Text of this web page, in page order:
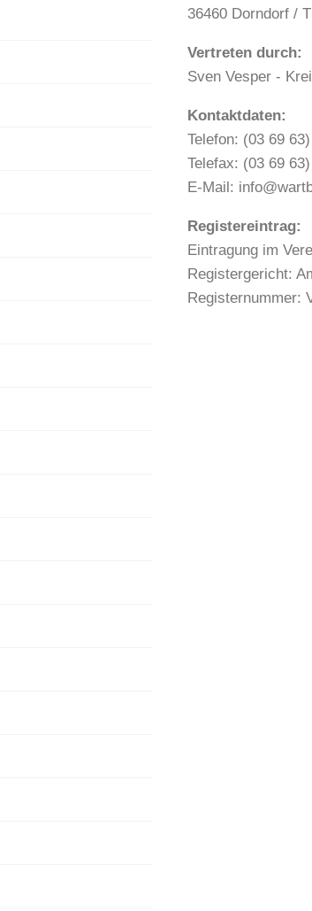
36460 Dorndorf /
Vertreten durch:
Sven Vesper -
Kontaktdaten:
Telefon: (03 69
Telefax: (03 69
E-Mail:
Registereintrag:
Eintragung im
Registergericht:
Registernummer: